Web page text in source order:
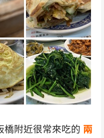
橋附近很常來吃的 兩